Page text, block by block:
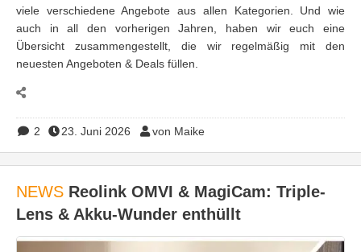
viele verschiedene Angebote aus allen Kategorien. Und wie
auch in all den vorherigen Jahren, haben wir euch eine
Übersicht zusammengestellt, die wir regelmäßig mit den
neuesten Angeboten & Deals füllen.
2 23. Juni 2026 von Maike
NEWS Reolink OMVI & MagiCam: Triple-
Lens & Akku-Wunder enthüllt